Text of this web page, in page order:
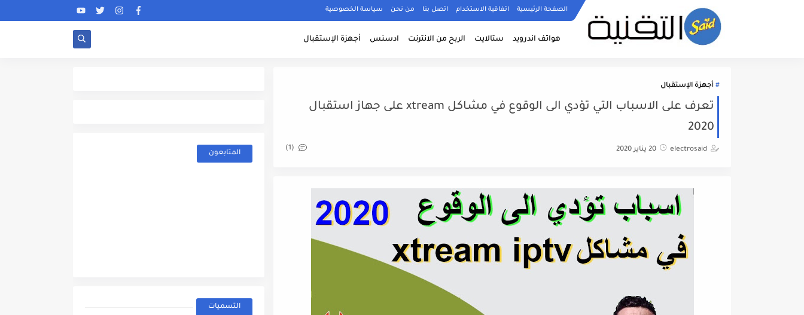
الصفحة الرئيسية اتفاقية الاستخدام اتصل بنا من نحن سياسة الخصوصية
هواتف اندرويد ستالايت الربح من الانترنت ادسنس أجهزة الإستقبال
أجهزة الإستقبال
تعرف على الاسباب التي تؤدي الى الوقوع في مشاكل xtream على جهاز استقبال
2020
electrosaid 20 يناير 2020 (1)
المتابعون
التسميات